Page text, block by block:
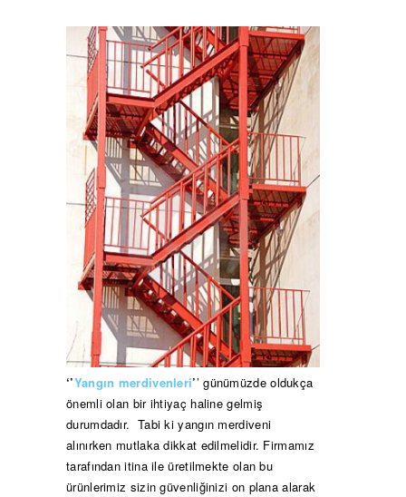
‘’Yangın merdivenleri’’ günümüzde oldukça
önemli olan bir ihtiyaç haline gelmiş
durumdadır. Tabi ki yangın merdiveni
alınırken mutlaka dikkat edilmelidir. Firmamız
tarafından itina ile üretilmekte olan bu
ürünlerimiz sizin güvenliğinizi on plana alarak